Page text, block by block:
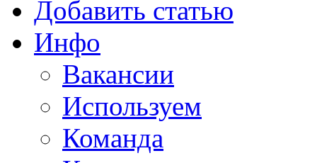
Добавить статью
Инфо
Вакансии
Используем
Команда